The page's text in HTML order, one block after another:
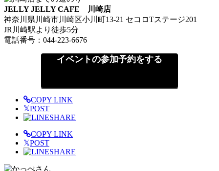
JELLY JELLY CAFE 川崎店
神奈川県川崎市川崎区小川町13-21 セコロTステージ201
JR川崎駅より徒歩5分
電話番号：044-223-6676
イベントの参加予約をする
COPY LINK
𝕏POST
SHARE
COPY LINK
𝕏POST
SHARE